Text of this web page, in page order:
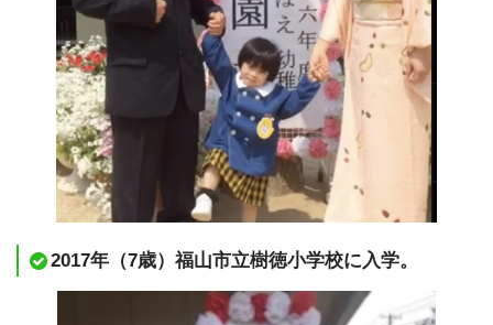
2017年（7歳）福山市立樹徳小学校に入学。